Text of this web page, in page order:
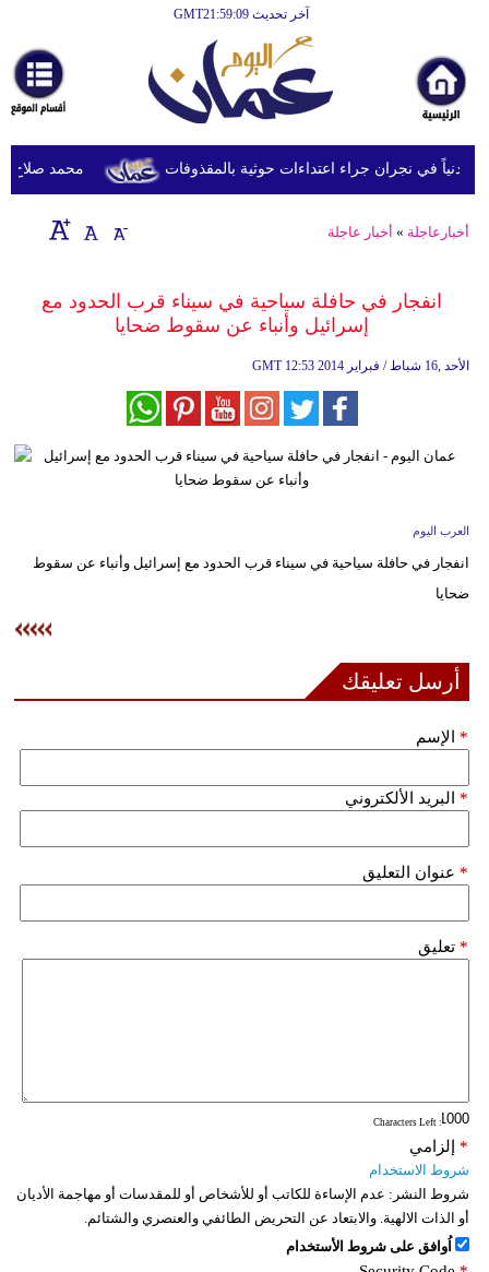
آخر تحديث GMT21:59:09
أخبارعاجلة
رياضة
ثقافة
إقتصاد
وموسيقى
سياحة
علوم
مدوَّنات
أبراج
محمد صلاح يصل
أخبارعاجلة » أخبار عاجلة
انفجار في حافلة سياحية في سيناء قرب الحدود مع
إسرائيل وأنباء عن سقوط ضحايا
GMT 12:53 2014 الأحد ,16 شباط / فبراير
العرب اليوم
انفجار في حافلة سياحية في سيناء قرب الحدود مع إسرائيل وأنباء عن سقوط
ضحايا
أرسل تعليقك
الإسم *
البريد الألكتروني *
عنوان التعليق *
تعليق *
: Characters Left
إلزامي *
شروط الاستخدام
شروط النشر: عدم الإساءة للكاتب أو للأشخاص أو للمقدسات أو مهاجمة الأديان
أو الذات الالهية. والابتعاد عن التحريض الطائفي والعنصري والشتائم.
اُوافق على شروط الأستخدام